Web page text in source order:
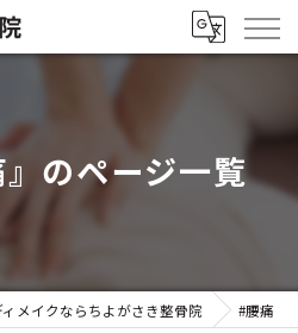
のページ一覧
メイクならちよがさき整骨院 #腰痛